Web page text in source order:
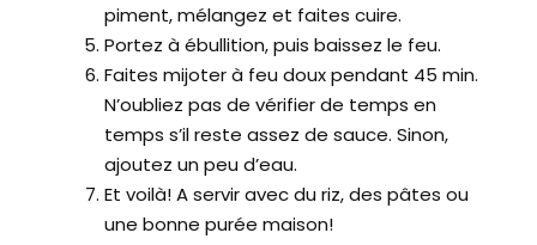
piment, mélangez et faites cuire.
Portez à ébullition, puis baissez le feu.
Faites mijoter à feu doux pendant 45 min.
N’oubliez pas de vérifier de temps en
temps s’il reste assez de sauce. Sinon,
ajoutez un peu d’eau.
Et voilà! A servir avec du riz, des pâtes ou
une bonne purée maison!